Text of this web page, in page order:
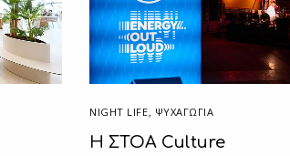
NIGHT LIFE, ΨΥΧΑΓΩΓΙΑ
H ΣΤΟΑ Culture